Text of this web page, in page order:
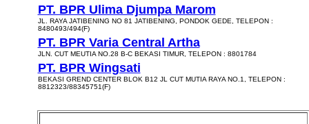
PT. BPR Ulima Djumpa Marom
JL. RAYA JATIBENING NO 81 JATIBENING, PONDOK GEDE, TELEPON :
8480493/494(F)
PT. BPR Varia Central Artha
JLN. CUT MEUTIA NO.28 B-C BEKASI TIMUR, TELEPON : 8801784
PT. BPR Wingsati
BEKASI GREND CENTER BLOK B12 JL CUT MUTIA RAYA NO.1, TELEPON :
8812323/88345751(F)